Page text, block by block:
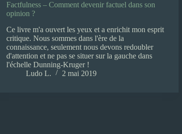
Factfulness – Comment devenir factuel dans son
opinion ?
Ce livre m'a ouvert les yeux et a enrichit mon esprit
critique. Nous sommes dans l'ère de la
connaissance, seulement nous devons redoubler
d'attention et ne pas se situer sur la gauche dans
l'échelle Dunning-Kruger !
Ludo L.
2 mai 2019